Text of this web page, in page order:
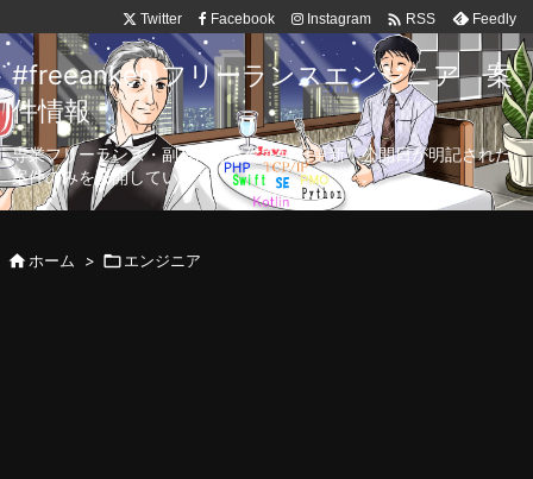
Twitter Facebook Instagram  RSS Feedly
#freeanken フリーランスエンジニア 案
件情報
専業フリーランス・副業向け案件を毎日更新！公開日が明記された
案件のみを公開しています。
ホーム > エンジニア